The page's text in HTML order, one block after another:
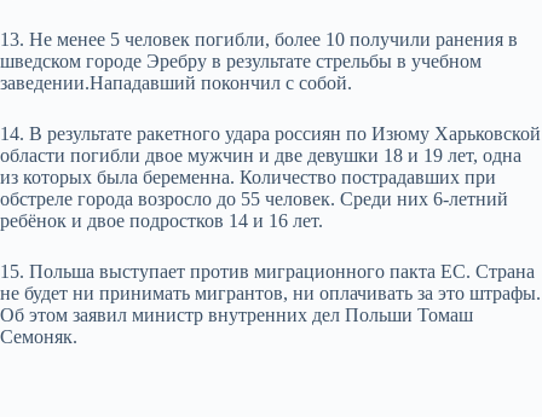
13. Не менее 5 человек погибли, более 10 получили ранения в
шведском городе Эребру в результате стрельбы в учебном
заведении.Нападавший покончил с собой.
14. В результате ракетного удара россиян по Изюму Харьковской
области погибли двое мужчин и две девушки 18 и 19 лет, одна
из которых была беременна. Количество пострадавших при
обстреле города возросло до 55 человек. Среди них 6-летний
ребёнок и двое подростков 14 и 16 лет.
15. Польша выступает против миграционного пакта ЕС. Страна
не будет ни принимать мигрантов, ни оплачивать за это штрафы.
Об этом заявил министр внутренних дел Польши Томаш
Семоняк.